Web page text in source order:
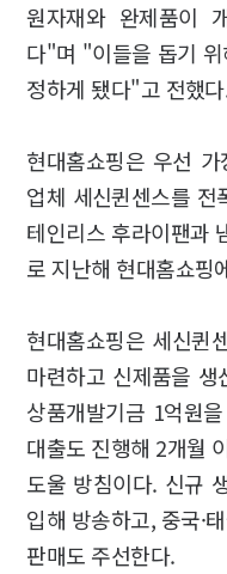
원자재와 완제품이
다"며 "이들을 돕기
정하게 됐다"고 전했
현대홈쇼핑은 우선
업체 세신퀸센스를 전
테인리스 후라이팬과
로 지난해 현대홈쇼핑
현대홈쇼핑은 세신퀸
마련하고 신제품을
상품개발기금 1억원
대출도 진행해 2개월
도울 방침이다. 신규
입해 방송하고, 중국·
판매도 주선한다.